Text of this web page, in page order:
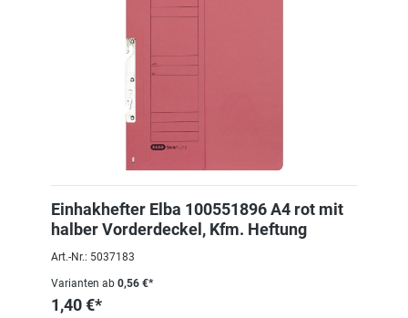
Einhakhefter Elba 100551896 A4 rot mit
halber Vorderdeckel, Kfm. Heftung
Art.-Nr.: 5037183
Varianten ab 0,56 €*
1,40 €*